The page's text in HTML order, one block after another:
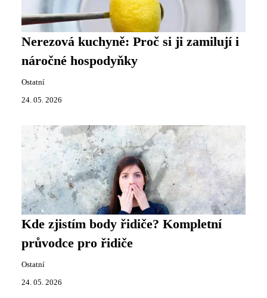
Nerezová kuchyně: Proč si ji zamilují i
náročné hospodyňky
Ostatní
24. 05. 2026
Kde zjistím body řidiče? Kompletní
průvodce pro řidiče
Ostatní
24. 05. 2026